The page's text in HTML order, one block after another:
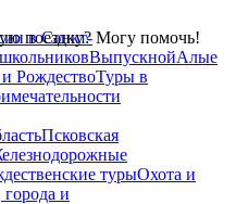
поездку? Могу помочь!
в Санкт-
ВыпускнойАлые
РождествоТуры в
Псковская
турыОхота и
и